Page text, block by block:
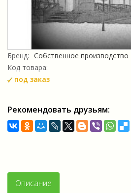
Бренд: Собственное производство
Код товара:
под заказ
Рекомендовать друзьям:
Описание